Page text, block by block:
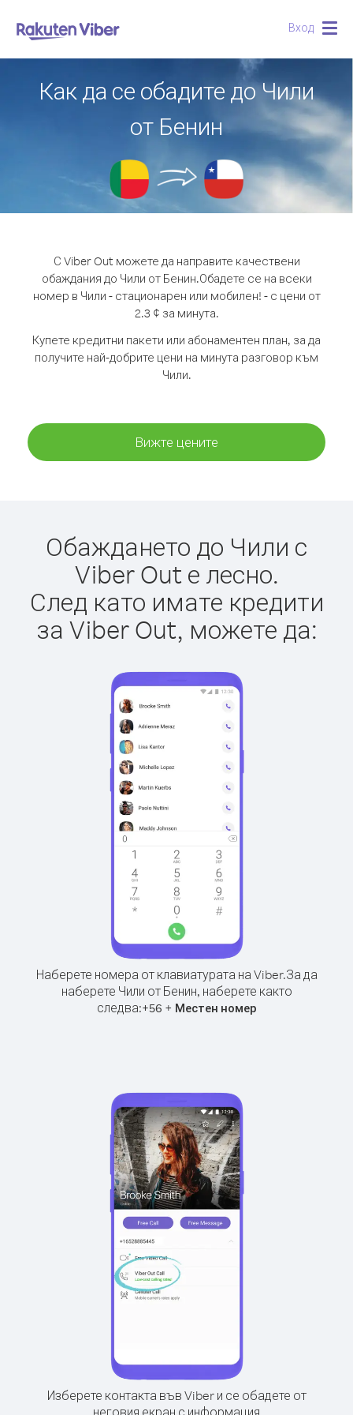
Вход
Как да се обадите до Чили
от Бенин
С Viber Out можете да направите качествени
обаждания до Чили от Бенин.Обадете се на всеки
номер в Чили - стационарен или мобилен! - с цени от
2.3 ¢ за минута.
Купете кредитни пакети или абонаментен план, за да
получите най-добрите цени на минута разговор към
Чили.
Вижте цените
Обаждането до Чили с
Viber Out е лесно.
След като имате кредити
за Viber Out, можете да:
Наберете номера от клавиатурата на Viber.За да
наберете Чили от Бенин, наберете както
следва:+56 + Местен номер
Изберете контакта във Viber и се обадете от
неговия екран с информация